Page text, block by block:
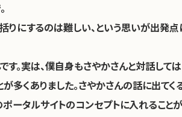
りにするのは難しい、という思いが出発点
す。実は、僕自身もさやかさんと対話しては
多くありました。さやかさんの話に出てく
ポータルサイトのコンセプトに入れることが